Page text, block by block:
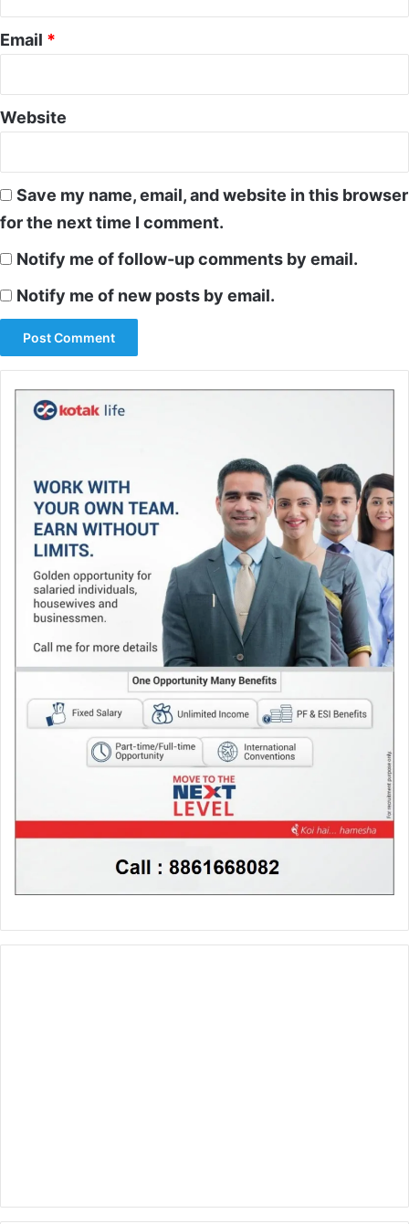
Email *
Website
Save my name, email, and website in this browser
for the next time I comment.
Notify me of follow-up comments by email.
Notify me of new posts by email.